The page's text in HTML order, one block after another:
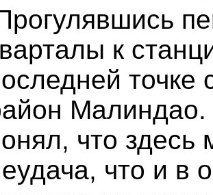
к
точке
что здесь
что и в